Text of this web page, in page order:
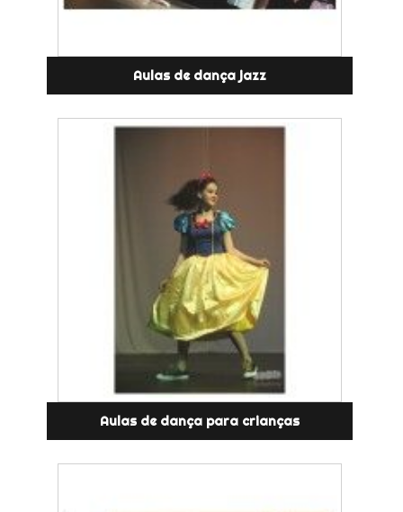
Aulas de dança jazz
Aulas de dança para crianças